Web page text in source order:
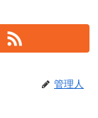
管理人